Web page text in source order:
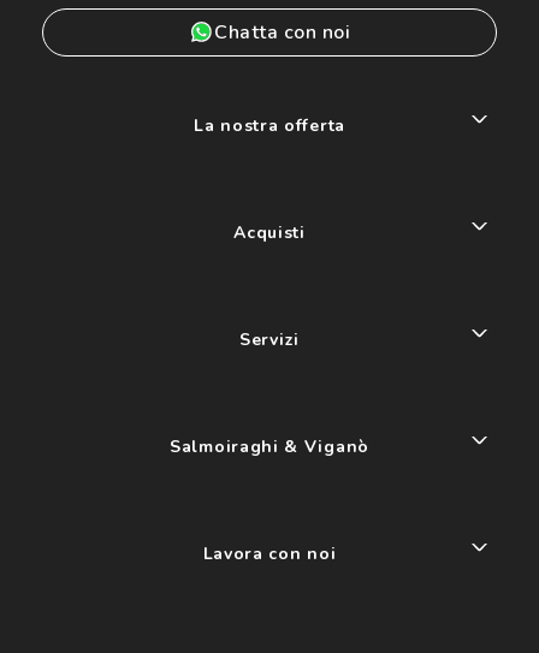
Chatta con noi
La nostra offerta
Acquisti
Servizi
Salmoiraghi & Viganò
Lavora con noi